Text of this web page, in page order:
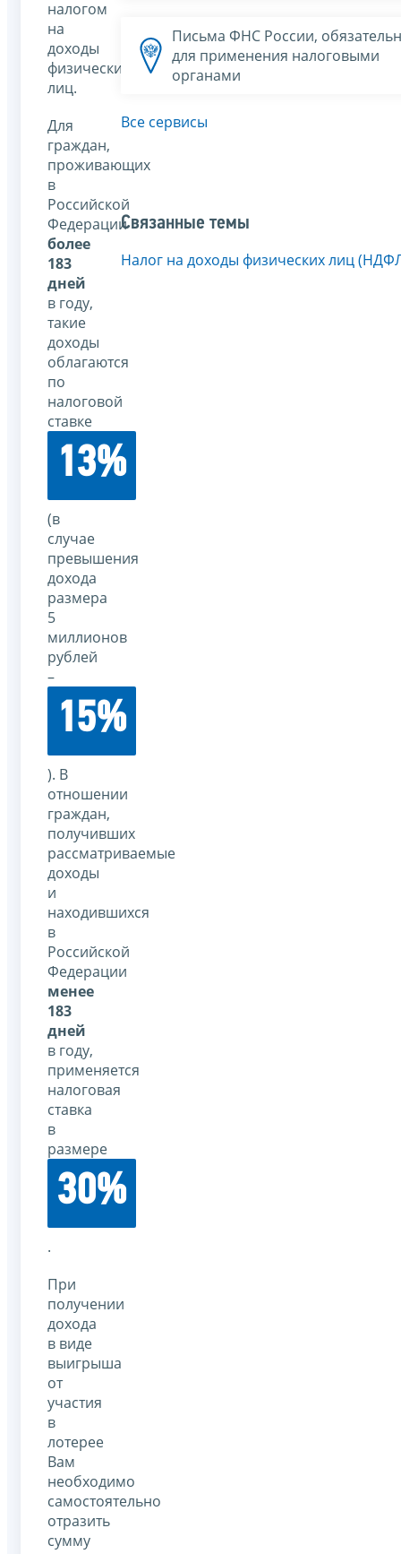
налогом
на
доходы
физических
лиц.
Для
граждан,
проживающих
в
Российской
Федерации
более
183
дней
в году,
такие
доходы
облагаются
по
налоговой
ставке
13%
(в
случае
превышения
дохода
размера
5
миллионов
рублей
–
15%
). В
отношении
граждан,
получивших
рассматриваемые
доходы
и
находившихся
в
Российской
Федерации
менее
183
дней
в году,
применяется
налоговая
ставка
в
размере
30%
.
При
получении
дохода
в виде
выигрыша
от
участия
в
лотерее
Вам
необходимо
самостоятельно
отразить
сумму
Письма ФНС России,
для применения налоговыми
органами
Все сервисы
Связанные темы
Налог на доходы физических лиц